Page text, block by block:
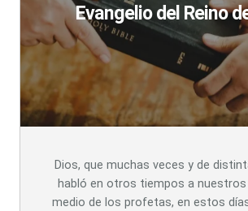
Evangelio del Reino
Dios, que muchas veces y de
habló en otros tiempos a
medio de los profetas, en estos